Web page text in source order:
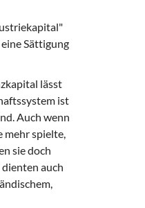
Sättigung
lässt
ist
Auch wenn
mehr spielte,
sie doch
auch